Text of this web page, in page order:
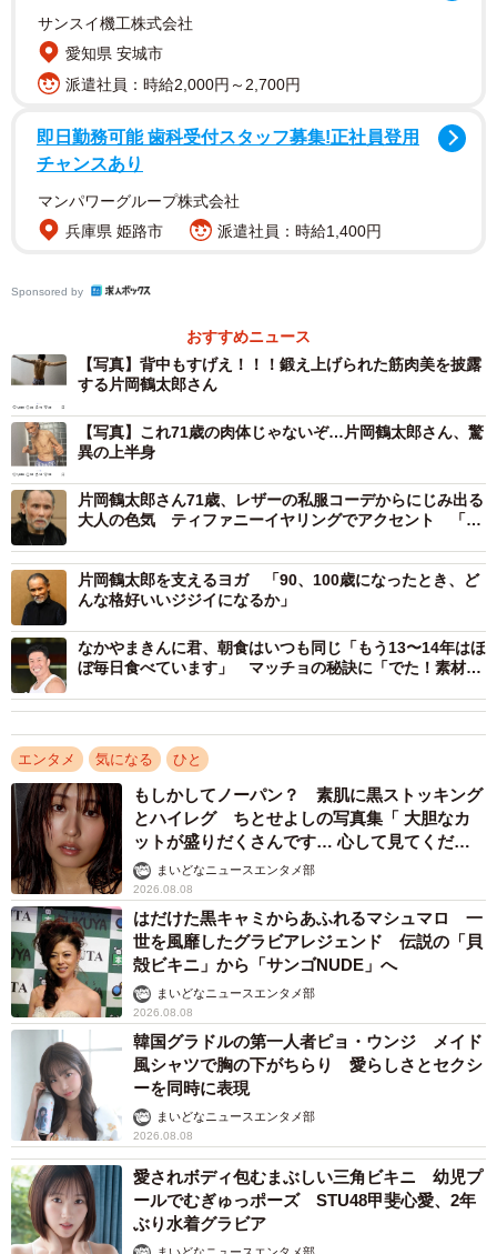
また、2012年ごろからはヨガにも傾倒し、〝ヨガ離婚〟し
たことが話題に。絵画では個展も開くなど、多方面で才能
を発揮しています。
サンスイ機工株式会社
愛知県 安城市
派遣社員：時給2,000円～2,700円
即日勤務可能 歯科受付スタッフ募集!正社員登用
チャンスあり
マンパワーグループ株式会社
兵庫県 姫路市
派遣社員：時給1,400円
Sponsored by
おすすめニュース
【写真】背中もすげえ！！！鍛え上げられた筋肉美を披露
する片岡鶴太郎さん
【写真】これ71歳の肉体じゃないぞ…片岡鶴太郎さん、驚
異の上半身
片岡鶴太郎さん71歳、レザーの私服コーデからにじみ出る
大人の色気 ティファニーイヤリングでアクセント 「年
片岡鶴太郎を支えるヨガ 「90、100歳になったとき、ど
んな格好いいジジイになるか」
なかやまきんに君、朝食はいつも同じ「もう13〜14年はほ
ぼ毎日食べています」 マッチョの秘訣に「でた！素材の
エンタメ 気になる ひと
もしかしてノーパン？ 素肌に黒ストッキング
とハイレグ ちとせよしの写真集「 大胆なカ
ットが盛りだくさんです… 心して見てくださ
い」まいどなニュースエンタメ部
2026.08.08
はだけた黒キャミからあふれるマシュマロ 一
世を風靡したグラビアレジェンド 伝説の「貝
殻ビキニ」から「サンゴNUDE」へ
まいどなニュースエンタメ部
2026.08.08
韓国グラドルの第一人者ピョ・ウンジ メイド
風シャツで胸の下がちらり 愛らしさとセクシ
ーを同時に表現
まいどなニュースエンタメ部
2026.08.08
愛されボディ包むまぶしい三角ビキニ 幼児プ
ールでむぎゅっポーズ STU48甲斐心愛、2年
ぶり水着グラビア